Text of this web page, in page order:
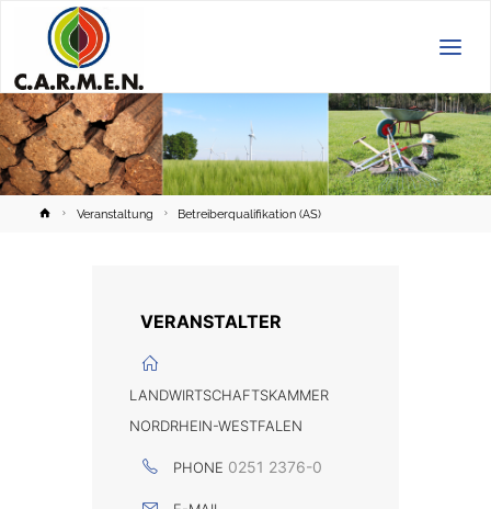
HomeVeranstaltung Betreiberqualifikation (AS)
VERANSTALTER
LANDWIRTSCHAFTSKAMMER
NORDRHEIN-WESTFALEN
PHONE 0251 2376-0